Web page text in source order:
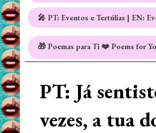
🎤 PT: Eventos e Tertúlias | EN:
🎁 Poemas para Ti ❤️ Poems for
PT: Já
vezes, a tua